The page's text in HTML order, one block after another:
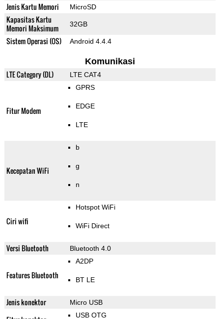
Jenis Kartu Memori MicroSD
Kapasitas Kartu
Memori Maksimum
32GB
Sistem Operasi (OS) Android 4.4.4
Komunikasi
LTE Category (DL) LTE CAT4
Fitur Modem
GPRS
EDGE
LTE
Kecepatan WiFi
b
g
n
Ciri wifi
Hotspot WiFi
WiFi Direct
Versi Bluetooth Bluetooth 4.0
Features Bluetooth
A2DP
BT LE
Jenis konektor Micro USB
USB OTG